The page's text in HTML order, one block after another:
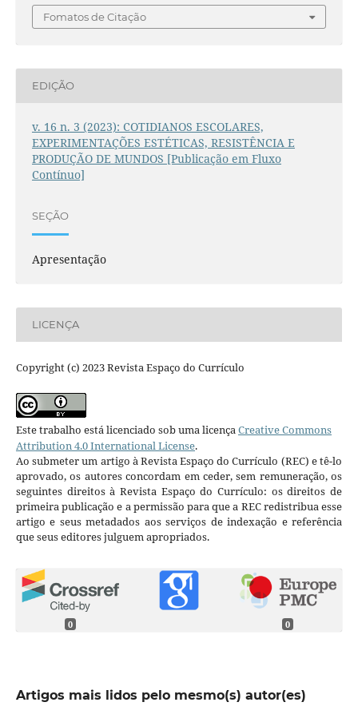
Fomatos de Citação
EDIÇÃO
v. 16 n. 3 (2023): COTIDIANOS ESCOLARES,
EXPERIMENTAÇÕES ESTÉTICAS, RESISTÊNCIA E
PRODUÇÃO DE MUNDOS [Publicação em Fluxo
Contínuo]
SEÇÃO
Apresentação
LICENÇA
Copyright (c) 2023 Revista Espaço do Currículo
Este trabalho está licenciado sob uma licençaCreative Commons
Attribution 4.0 International License.
Ao submeter um artigo à Revista Espaço do Currículo (REC) e tê-lo
aprovado, os autores concordam em ceder, sem remuneração, os
seguintes direitos à Revista Espaço do Currículo: os direitos de
primeira publicação e a permissão para que a REC redistribua esse
artigo e seus metadados aos serviços de indexação e referência
que seus editores julguem apropriados.
0 0
Artigos mais lidos pelo mesmo(s) autor(es)